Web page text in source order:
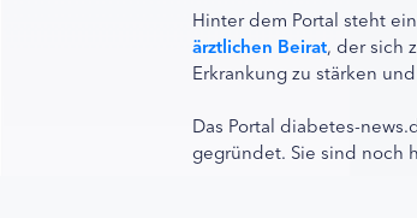
Hinter dem Portal steht ein
ärztlichen Beirat, der sich
Erkrankung zu stärken
Das Portal diabetes-
gegründet. Sie sind noch